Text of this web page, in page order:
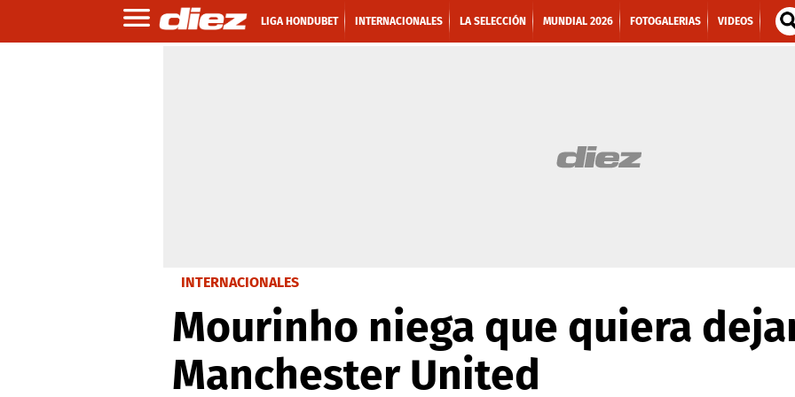
LIGA HONDUBET INTERNACIONALES LA SELECCIÓN MUNDIAL 2026 FOTOGALERIAS VIDEOS
INTERNACIONALES
Mourinho niega que quiera
Manchester United